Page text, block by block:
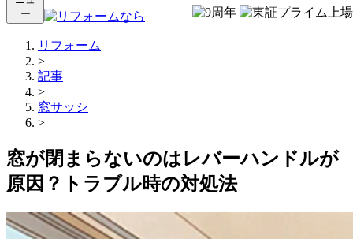
リフォーム
>
記事
>
窓サッシ
>
窓が閉まらないのはレバーハンドルが
原因？トラブル時の対処法